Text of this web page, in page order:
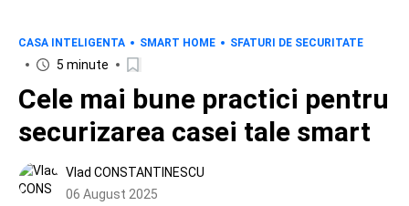
CASA INTELIGENTA SMART HOME SFATURI DE SECURITATE
5 minute
Cele mai bune practici pentru
securizarea casei tale smart
Vlad CONSTANTINESCU
06 August 2025